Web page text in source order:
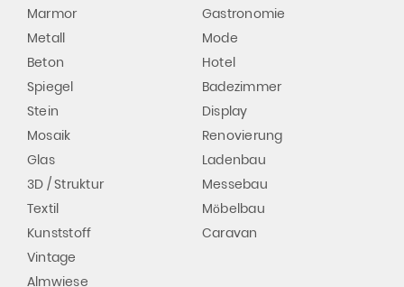
Marmor
Metall
Beton
Spiegel
Stein
Mosaik
Glas
3D / Struktur
Textil
Kunststoff
Vintage
Almwiese
Gastronomie
Mode
Hotel
Badezimmer
Display
Renovierung
Ladenbau
Messebau
Möbelbau
Caravan